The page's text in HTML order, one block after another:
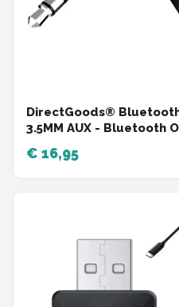
DirectGoods®
3.5MM AUX - Bluetooth
Bellen - Bluetooth
Auto via AUX
€ 16,95